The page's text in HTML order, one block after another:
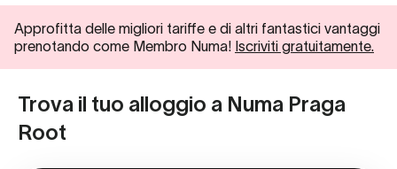
Approfitta delle migliori tariffe e di altri fantastici vantaggi
prenotando come Membro Numa! Iscriviti gratuitamente.
Trova il tuo alloggio a Numa Praga
Root